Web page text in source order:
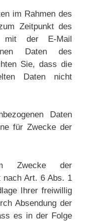
im Rahmen des
Zeitpunkt des
mit der E-Mail
Daten des
Sie, dass die
Daten nicht
Daten
für Zwecke der
Zwecke der
nach Art. 6 Abs. 1
Ihrer freiwillig
Absendung der
es in der Folge